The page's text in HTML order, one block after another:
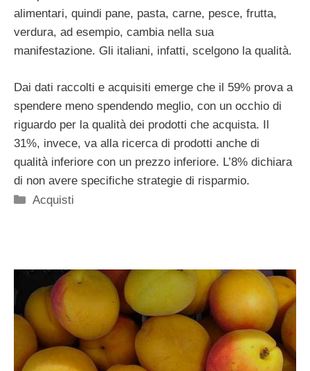
alimentari, quindi pane, pasta, carne, pesce, frutta,
verdura, ad esempio, cambia nella sua
manifestazione. Gli italiani, infatti, scelgono la qualità.
Dai dati raccolti e acquisiti emerge che il 59% prova a
spendere meno spendendo meglio, con un occhio di
riguardo per la qualità dei prodotti che acquista. Il
31%, invece, va alla ricerca di prodotti anche di
qualità inferiore con un prezzo inferiore. L’8% dichiara
di non avere specifiche strategie di risparmio.
Categorie
Acquisti